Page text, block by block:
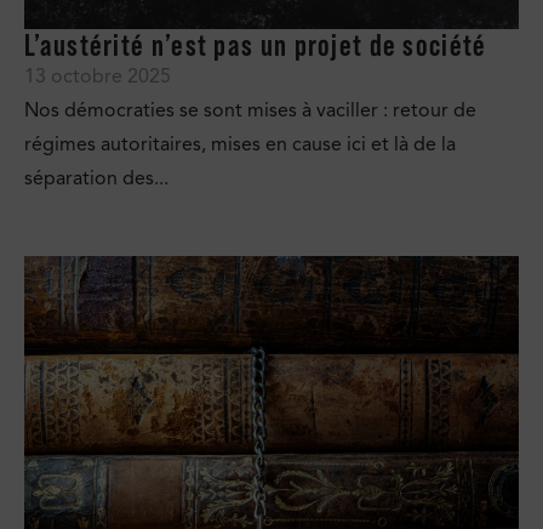
L’austérité n’est pas un projet de société
13 octobre 2025
Nos démocraties se sont mises à vaciller : retour de
régimes autoritaires, mises en cause ici et là de la
séparation des...